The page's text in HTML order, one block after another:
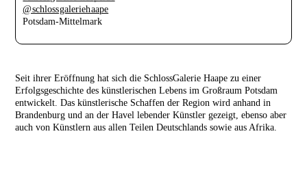
@schlossgaleriehaape
Potsdam-Mittelmark
Seit ihrer Eröffnung hat sich die SchlossGalerie Haape zu einer
Erfolgsgeschichte des künstlerischen Lebens im Großraum Potsdam
entwickelt. Das künstlerische Schaffen der Region wird anhand in
Brandenburg und an der Havel lebender Künstler gezeigt, ebenso aber
auch von Künstlern aus allen Teilen Deutschlands sowie aus Afrika.